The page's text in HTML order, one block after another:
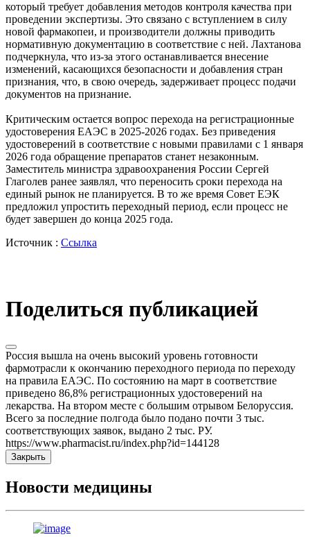
который требует добавления методов контроля качества при
проведении экспертизы. Это связано с вступлением в силу
новой фармакопеи, и производители должны приводить
нормативную документацию в соответствие с ней. Лахтанова
подчеркнула, что из-за этого останавливается внесение
изменений, касающихся безопасности и добавления стран
признания, что, в свою очередь, задерживает процесс подачи
документов на признание.
Критическим остается вопрос перехода на регистрационные
удостоверения ЕАЭС в 2025-2026 годах. Без приведения
удостоверений в соответствие с новыми правилами с 1 января
2026 года обращение препаратов станет незаконным.
Заместитель министра здравоохранения России Сергей
Глаголев ранее заявлял, что переносить сроки перехода на
единый рынок не планируется. В то же время Совет ЕЭК
предложил упростить переходный период, если процесс не
будет завершен до конца 2025 года.
Источник : Ссылка
Поделиться публикацией
Россия вышла на очень высокий уровень готовности
фармотрасли к окончанию переходного периода по переходу
на правила ЕАЭС. По состоянию на март в соответствие
приведено 86,8% регистрационных удостоверений на
лекарства. На втором месте с большим отрывом Белоруссия.
Всего за последние полгода было подано почти 3 тыс.
соответствующих заявок, выдано 2 тыс. РУ.
https://www.pharmacist.ru/index.php?id=144128
Закрыть
Новости медицины